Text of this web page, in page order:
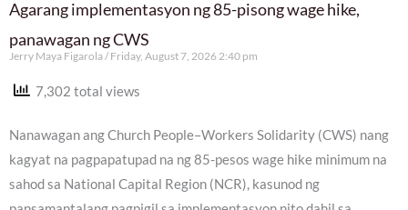
Agarang implementasyon ng 85-pisong wage hike,
panawagan ng CWS
Jerry Maya Figarola Friday, August 7, 2026 2:40 pm
7,302 total views
Nanawagan ang Church People–Workers Solidarity (CWS) nang
kagyat na pagpapatupad na ng 85-pesos wage hike minimum na
sahod sa National Capital Region (NCR), kasunod ng